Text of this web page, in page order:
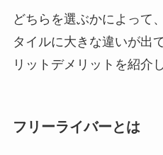
どちらを選ぶかによって
タイルに大きな違いが出
リットデメリットを紹介
フリーライバーとは